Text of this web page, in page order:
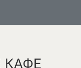
КАФЕ